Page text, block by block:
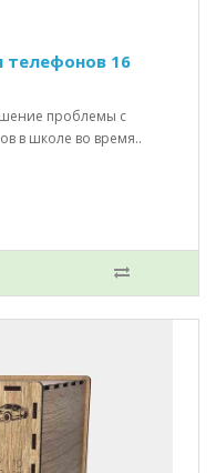
телефонов 16
проблемы с
в школе во время..